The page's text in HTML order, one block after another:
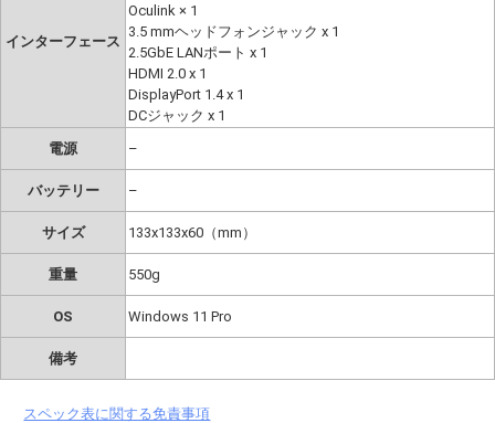
インターフェース
Oculink × 1
3.5 mmヘッドフォンジャック x 1
2.5GbE LANポート x 1
HDMI 2.0 x 1
DisplayPort 1.4 x 1
DCジャック x 1
電源
–
バッテリー –
サイズ 133x133x60（mm）
重量 ‎550g
OS Windows 11 Pro
備考
スペック表に関する免責事項